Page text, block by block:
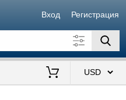
Вход Регистрация